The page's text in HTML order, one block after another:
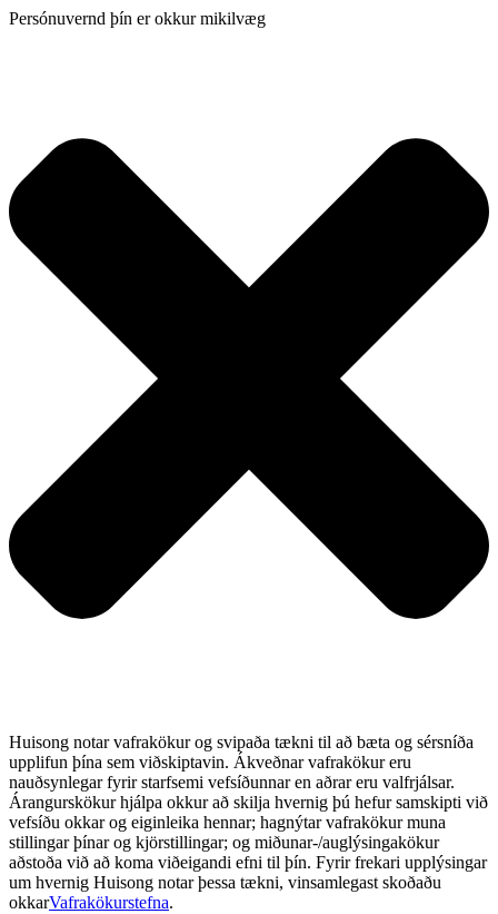
Persónuvernd þín er okkur mikilvæg
Huisong notar vafrakökur og svipaða tækni til að bæta og sérsníða
upplifun þína sem viðskiptavin. Ákveðnar vafrakökur eru
nauðsynlegar fyrir starfsemi vefsíðunnar en aðrar eru valfrjálsar.
Árangurskökur hjálpa okkur að skilja hvernig þú hefur samskipti við
vefsíðu okkar og eiginleika hennar; hagnýtar vafrakökur muna
stillingar þínar og kjörstillingar; og miðunar-/auglýsingakökur
aðstoða við að koma viðeigandi efni til þín. Fyrir frekari upplýsingar
um hvernig Huisong notar þessa tækni, vinsamlegast skoðaðu
okkarVafrakökurstefna.